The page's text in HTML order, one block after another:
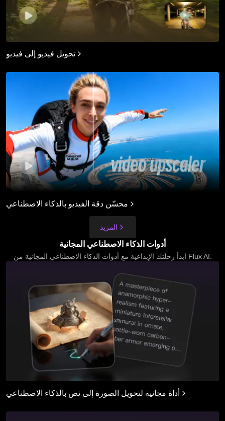
تحويل فيديو إلى فيديو
محسّن دقة الفيديو بالذكاء الاصطناعي
المزيد
أدوات الذكاء الاصطناعي المجانية
ابدأ رحلتك الإبداعية مع أدوات الذكاء الاصطناعي المجانية من Flux AI.
أداة مجانية لتحويل الصورة إلى نص بالذكاء الاصطناعي